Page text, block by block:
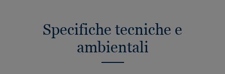
Specifiche tecniche e
ambientali